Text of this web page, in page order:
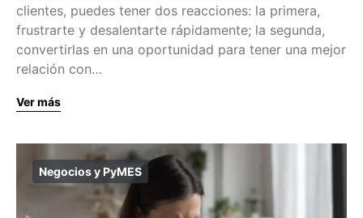
clientes, puedes tener dos reacciones: la primera,
frustrarte y desalentarte rápidamente; la segunda,
convertirlas en una oportunidad para tener una mejor
relación con…
Ver más
Negocios y PyMES